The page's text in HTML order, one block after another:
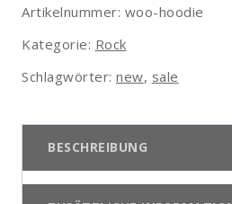
Artikelnummer: woo-hoodie
Kategorie: Rock
Schlagwörter: new, sale
BESCHREIBUNG